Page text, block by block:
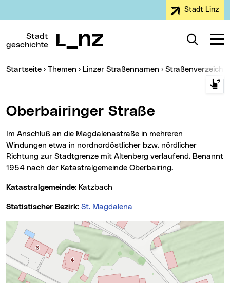
Stadt Linz
Stadt
geschichte
Suche
Sie sind hier:
Startseite Themen Linzer Straßennamen
Oberbairinger Straße
Windungen etwa in nordnordöstlicher bzw. nördlicher
Richtung zur Stadtgrenze mit Altenberg verlaufend. Benannt
1954 nach der Katastralgemeinde Oberbairing.
Katastralgemeinde: Katzbach
Statistischer Bezirk: St. Magdalena
Karte überspringen